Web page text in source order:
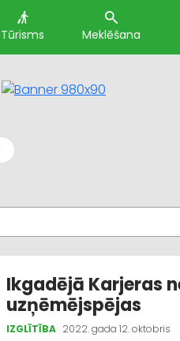
Tūrisms Meklēšana
Ikgadējā Karjeras
uzņēmējspējas
IZGLĪTĪBA 2022. gada 12. oktobris